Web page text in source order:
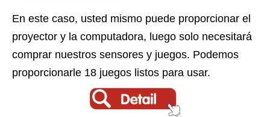
En este caso, usted mismo puede proporcionar el
proyector y la computadora, luego solo necesitará
comprar nuestros sensores y juegos. Podemos
proporcionarle 18 juegos listos para usar.